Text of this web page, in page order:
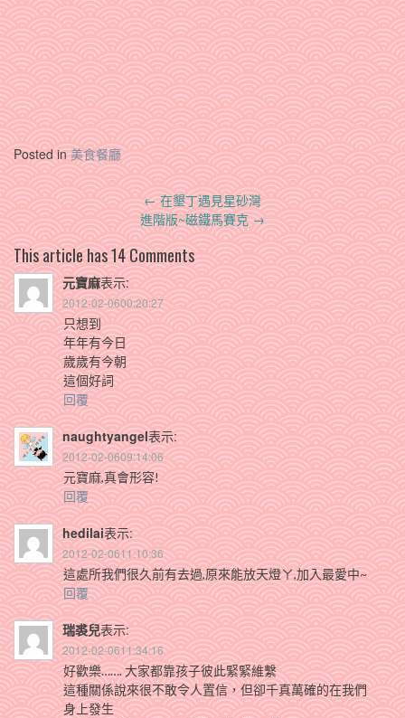
Posted in美食餐廳
Post
navigation
←在墾丁遇見星砂灣
進階版~磁鐵馬賽克→
This article has 14 Comments
元寶麻表示:
2012-02-0600:20:27
只想到
年年有今日
歲歲有今朝
這個好詞
回覆
naughtyangel表示:
2012-02-0609:14:06
元寶麻,真會形容!
回覆
hedilai表示:
2012-02-0611:10:36
這處所我們很久前有去過,原來能放天燈ㄚ,加入最愛中~
回覆
瑞裘兒表示:
2012-02-0611:34:16
好歡樂……. 大家都靠孩子彼此緊緊維繫
這種關係說來很不敢令人置信，但卻千真萬確的在我們
身上發生